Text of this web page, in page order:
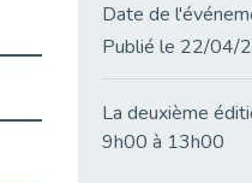
Date de
Publié le 22/04/
La deuxième
9h00 à 13h00